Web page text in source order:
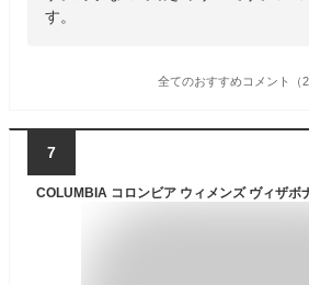
す。
全てのおすすめコメント（2
7